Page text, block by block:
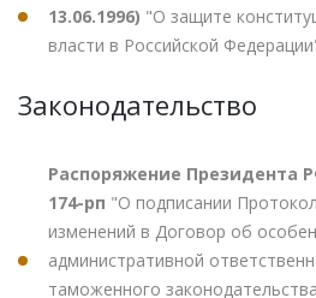
13.06.1996) "О защите
власти в Российской
Законодательство
Распоряжение Президента
174-рп "О подписании
изменений в Договор об
административной
таможенного